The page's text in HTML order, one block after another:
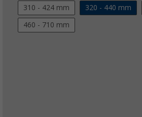
310 - 424 mm
320 - 440 mm
460 - 710 mm